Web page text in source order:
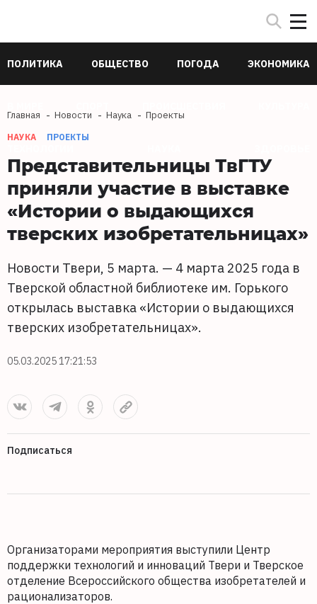
ПОЛИТИКА ОБЩЕСТВО ПОГОДА ЭКОНОМИКА
Главная Новости Наука Проекты
НАУКА ПРОЕКТЫ
Представительницы ТвГТУ
приняли участие в выставке
«Истории о выдающихся
тверских изобретательницах»
Новости Твери, 5 марта. — 4 марта 2025 года в
Тверской областной библиотеке им. Горького
открылась выставка «Истории о выдающихся
тверских изобретательницах».
05.03.2025 17:21:53
Подписаться
Организаторами мероприятия выступили Центр
поддержки технологий и инноваций Твери и Тверское
отделение Всероссийского общества изобретателей и
рационализаторов.